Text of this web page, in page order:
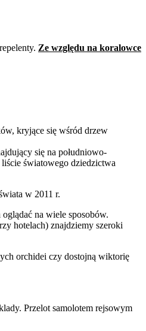
Ze względu na koralowce
kryjące się wśród drzew
się na południowo-
światowego dziedzictwa
w 2011 r.
na wiele sposobów.
hotelach) znajdziemy szeroki
orchidei czy dostojną wiktorię
Przelot samolotem rejsowym